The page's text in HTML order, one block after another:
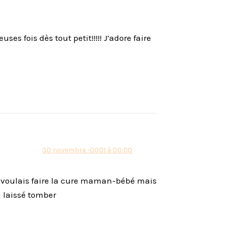
fois dès tout petit!!!!! J’adore faire
30 novembre -0001 à 00:00
faire la cure maman-bébé mais
laissé tomber